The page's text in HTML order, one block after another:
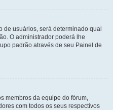
de usuários, será determinado qual
O administrador poderá lhe
padrão através de seu Painel de
membros da equipe do fórum,
com todos os seus respectivos